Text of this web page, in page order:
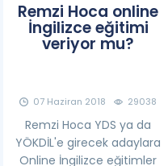
Remzi Hoca online
İngilizce eğitimi
veriyor mu?
07 Haziran 2018 29038
Remzi Hoca YDS ya da
YÖKDİL'e girecek adaylara
Online İngilizce eğitimler